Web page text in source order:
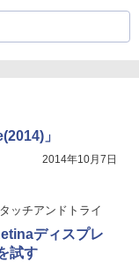
」
2014年10月7日
ッチアンドトライ
ディスプレ
試す